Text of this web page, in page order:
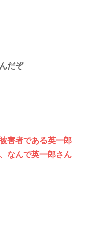
だぞ
害者である英一郎
なんで英一郎さん